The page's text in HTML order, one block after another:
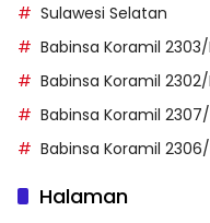
Sulawesi Selatan
Babinsa Koramil
Babinsa Koramil
Babinsa Koramil
Babinsa Koramil
Halaman